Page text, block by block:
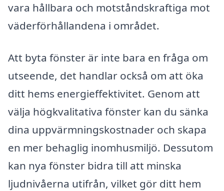
vara hållbara och motståndskraftiga mot
väderförhållandena i området.
Att byta fönster är inte bara en fråga om
utseende, det handlar också om att öka
ditt hems energieffektivitet. Genom att
välja högkvalitativa fönster kan du sänka
dina uppvärmningskostnader och skapa
en mer behaglig inomhusmiljö. Dessutom
kan nya fönster bidra till att minska
ljudnivåerna utifrån, vilket gör ditt hem